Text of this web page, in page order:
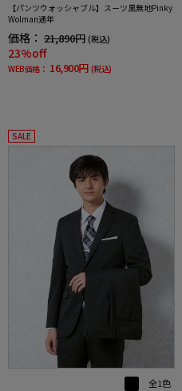
【パンツウォッシャブル】スーツ黒無地Pinky
Wolman通年
価格： 21,890円 (税込)
23%off
WEB価格： 16,900円 (税込)
SALE
全1色